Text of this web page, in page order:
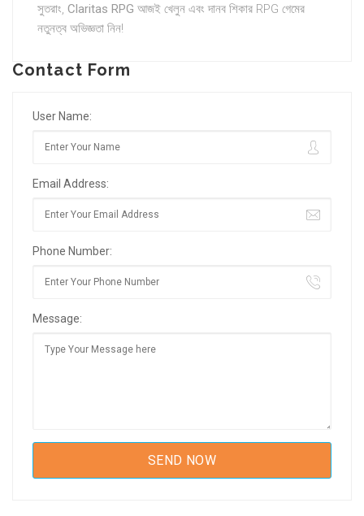
সুতরাং, Claritas RPG আজই খেলুন এবং দানব শিকার RPG গেমের
নতুনত্ব অভিজ্ঞতা নিন!
Contact Form
User Name:
Email Address:
Phone Number:
Message: